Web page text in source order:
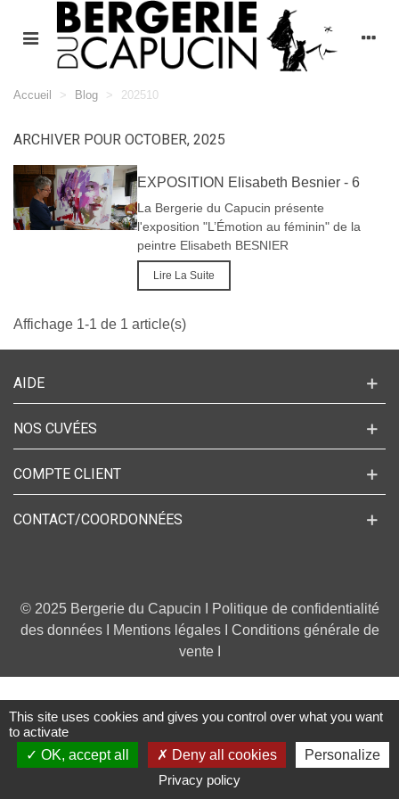
Accueil > Blog > 202510
ARCHIVER POUR OCTOBER, 2025
EXPOSITION Elisabeth Besnier - 6
NOVEMBRE 2025 AU 5 JANVIER
2026
La Bergerie du Capucin présente
l'exposition "L’Émotion au féminin" de la
peintre Elisabeth BESNIER
Lire La Suite
Affichage 1-1 de 1 article(s)
AIDE
NOS CUVÉES
COMPTE CLIENT
CONTACT/COORDONNÉES
© 2025 Bergerie du Capucin I
Politique de confidentialité
des donnéesI Mentions légalesI Conditions générale de
venteI
Panier
0
This site uses cookies and gives you control over what you want
to activate
OK, accept all
Deny all cookies
Personalize
Privacy policy